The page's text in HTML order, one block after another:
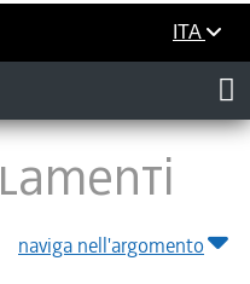
ITA
naviga nell'argomento